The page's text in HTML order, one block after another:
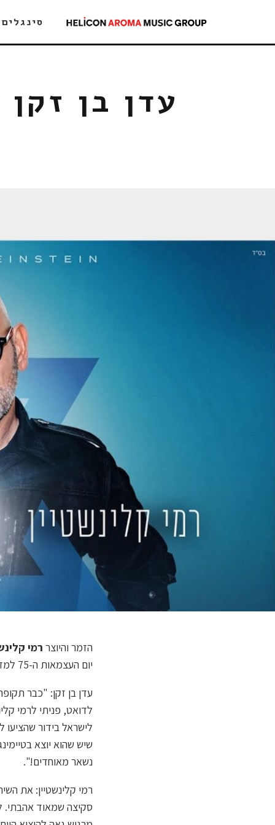
סינגלים
עדן בן
הזמר והיוצר רמי
יום העצמאות ה-75 למדינת ישראל ביוזמת יצרנית התוכן "ישראל בידור".
עדן בן זקן: "כבר
לדואט, פניתי לרמי
שיש שהוא יוצא
נשאר מאוחדים!".
רמי קלינשטיין: את
סקיצה שמאוד אהבתי.